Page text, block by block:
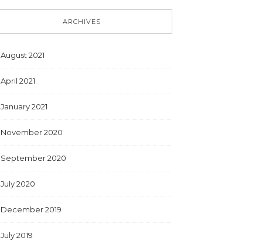
ARCHIVES
August 2021
April 2021
January 2021
November 2020
September 2020
July 2020
December 2019
July 2019